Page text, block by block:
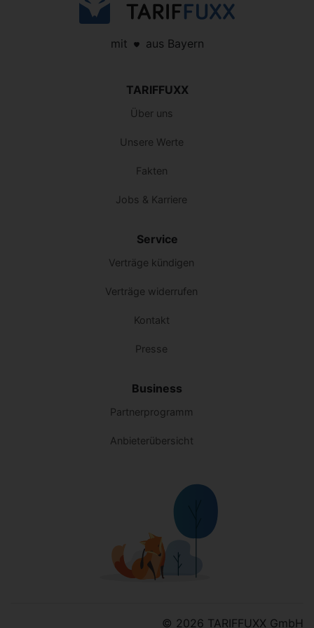
mit aus Bayern
TARIFFUXX
Über uns
Unsere Werte
Fakten
Jobs & Karriere
Service
Verträge kündigen
Verträge widerrufen
Kontakt
Presse
Business
Partnerprogramm
Anbieterübersicht
© 2026 TARIFFUXX GmbH